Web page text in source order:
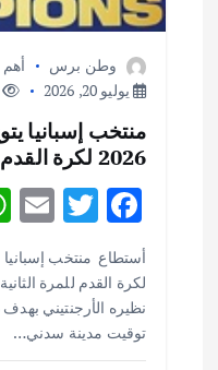
وطن برس أهم
يوليو 20, 2026
منتخب إسبانيا
2026 لكرة القدم للمرة الثانية في تاريخه
F
e
b
o
T
w
it
te
r
E
l
لكرة القدم للمرة
نظيره الأرجنتيني
توقيت مدينة سدني…